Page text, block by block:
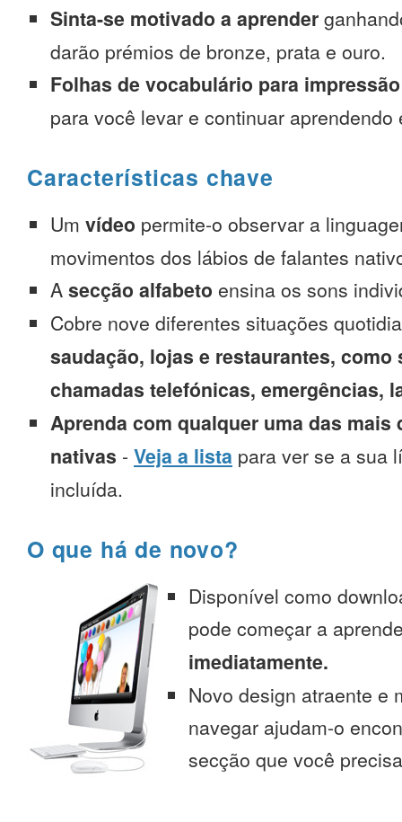
Sinta-se motivado a aprender
darão prémios de bronze, prata e ouro.
Folhas de vocabulário para impressão
para você levar e continuar aprendendo
Características chave
Um vídeo permite-o observar a
movimentos dos lábios de falantes
A secção alfabeto ensina os sons
Cobre nove diferentes situações
saudação, lojas e restaurantes, como
chamadas telefónicas, emergências,
Aprenda com qualquer uma das mais
nativas - Veja a lista para ver se a sua
incluída.
O que há de novo?
Disponível como
pode começar a
imediatamente.
Novo design atraente e
navegar ajudam-o
secção que você